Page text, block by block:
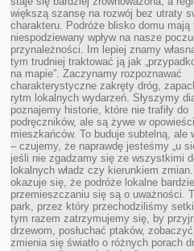
większą szansę na rozwój bez utraty
charakteru. Podróże blisko domu mają
niespodziewany wpływ na nasze
przynależności. Im lepiej znamy
tym trudniej traktować ją jak
na mapie”. Zaczynamy rozpoznawać
charakterystyczne zakręty dróg,
rytm lokalnych wydarzeń. Słyszymy
poznajemy historie, które nie trafiły do
podręczników, ale są żywe w
mieszkańców. To buduje subtelną, ale
– czujemy, że naprawdę jesteśmy „u
jeśli nie zgadzamy się ze wszystkimi
lokalnych władz czy kierunkiem
okazuje się, że podróże lokalne
przemieszczaniu się są o uważności.
park, przez który przechodziliśmy
tym razem zatrzymujemy się, by
drzewom, posłuchać ptaków,
zmienia się światło o różnych porach